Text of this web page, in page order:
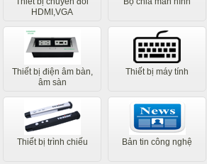
HDMI,VGA
Thiết bị điện âm bàn,
âm sàn
Thiết bị máy tính
Thiết bị trình chiếu Bản tin công nghệ